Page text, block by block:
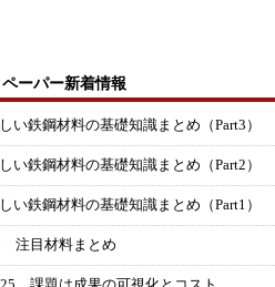
ーパー新着情報
い鉄鋼材料の基礎知識まとめ（Part3）
い鉄鋼材料の基礎知識まとめ（Part2）
い鉄鋼材料の基礎知識まとめ（Part1）
注目材料まとめ